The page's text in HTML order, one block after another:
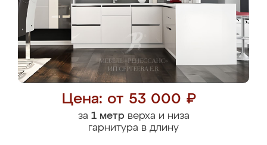
Цена: от 53 000 ₽
за 1 метрверха и низа
гарнитура в длину